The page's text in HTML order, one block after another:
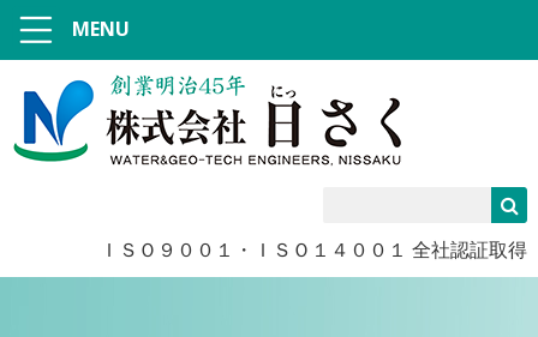
ＩＳＯ９００１・ＩＳＯ１４００１ 全社認証取得
MENU